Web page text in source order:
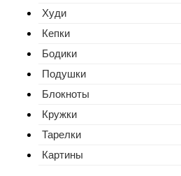
Худи
Кепки
Бодики
Подушки
Блокноты
Кружки
Тарелки
Картины